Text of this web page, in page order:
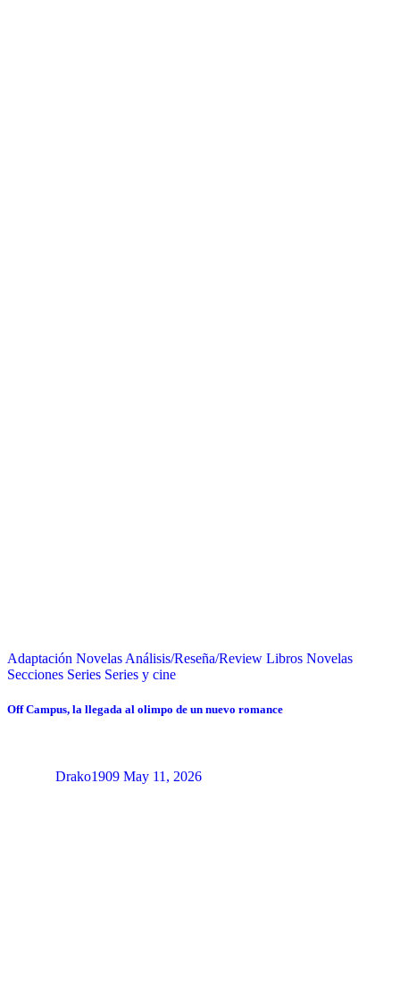
Adaptación Novelas Análisis/Reseña/Review Libros Novelas
Secciones Series Series y cine
Off Campus, la llegada al olimpo de un nuevo romance
Drako1909 May 11, 2026